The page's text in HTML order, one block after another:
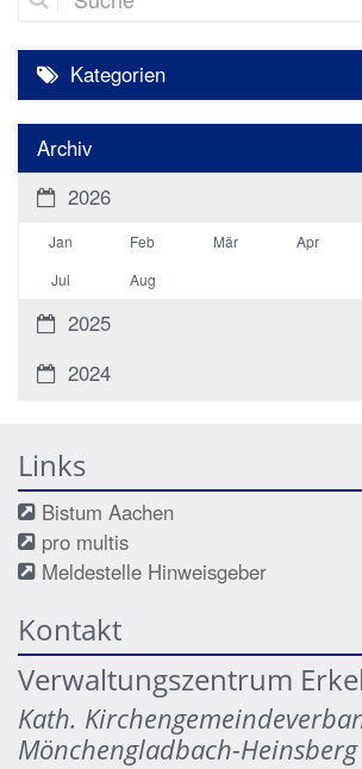
Kategorien
Archiv
2026
Jan Feb Mär Apr
Jul
Aug
2025
2024
Links
Bistum Aachen
pro multis
Meldestelle Hinweisgeber
Kontakt
Verwaltungszentrum
Kath.
Mönchengladbach-Heinsberg